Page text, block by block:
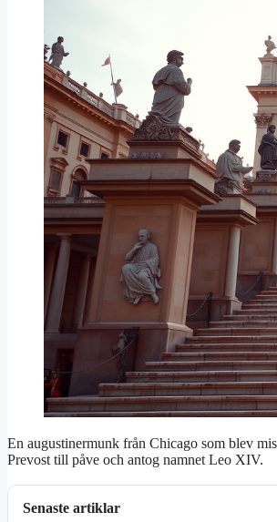
En augustinermunk från Chicago som blev
Prevost till påve och antog namnet Leo XIV.
Senaste artiklar